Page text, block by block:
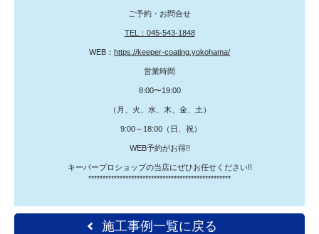
ご予約・お問合せ
TEL：045-543-1848
WEB： https://keeper-coating.yokohama/
営業時間
8:00〜19:00
（月、火、水、木、金、土）
9:00～18:00（日、祝）
WEB予約がお得!!
キーパープロショップの当店にぜひお任せください!!
**************************************************
施工事例一覧に戻る